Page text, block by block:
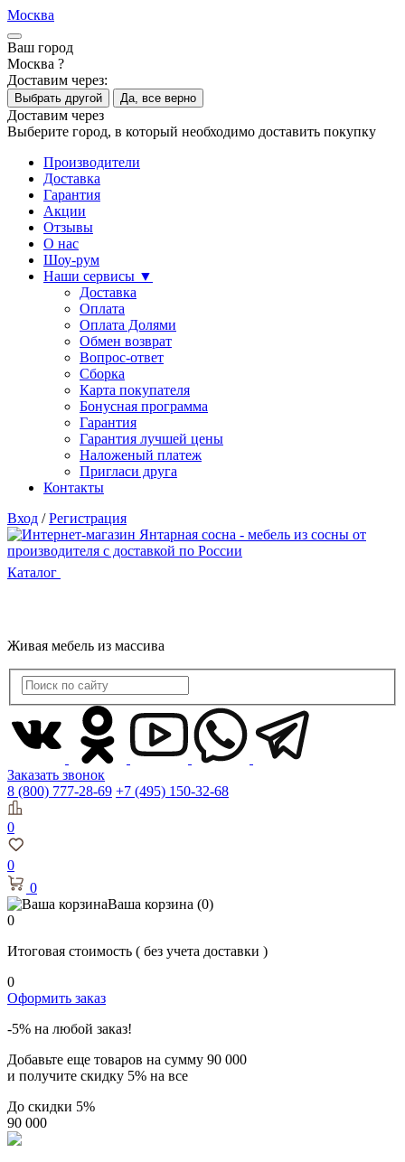
Москва
Ваш город
Москва ?
Доставим через:
Выбрать другой Да, все верно
Доставим через
Выберите город, в который необходимо доставить покупку
Производители
Доставка
Гарантия
Акции
Отзывы
О нас
Шоу-рум
Наши сервисы ▼
Доставка
Оплата
Оплата Долями
Обмен возврат
Вопрос-ответ
Сборка
Карта покупателя
Бонусная программа
Гарантия
Гарантия лучшей цены
Наложеный платеж
Пригласи друга
Контакты
Вход / Регистрация
Каталог
Живая мебель из массива
Заказать звонок
8 (800) 777-28-69 +7 (495) 150-32-68
0
0
0
Ваша корзина (0)
0
Итоговая стоимость ( без учета доставки )
0
Оформить заказ
-5% на любой заказ!
Добавьте еще товаров на сумму 90 000
и получите скидку 5% на все
До скидки 5%
90 000